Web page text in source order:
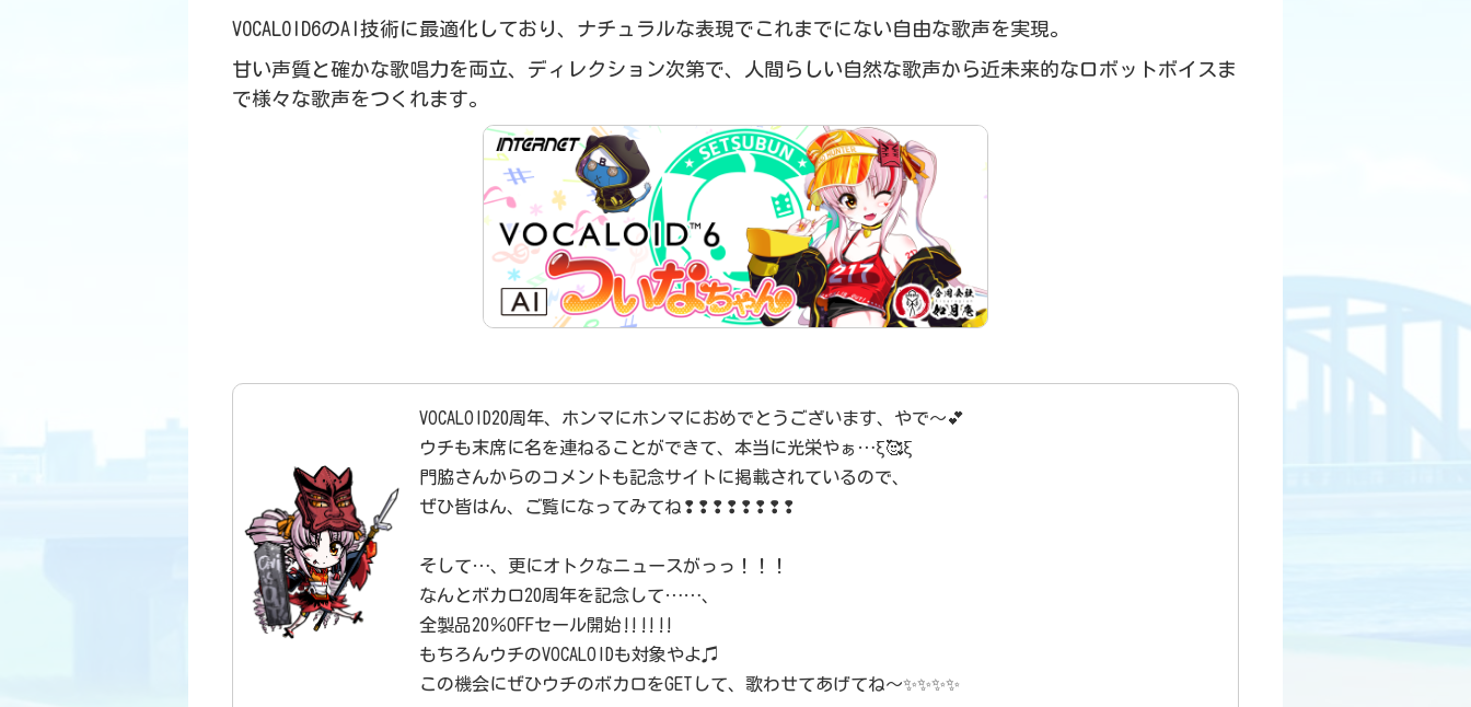
VOCALOID6のAI技術に最適化しており、ナチュラルな表現でこれまでにない自由な歌声を実現。
甘い声質と確かな歌唱力を両立、ディレクション次第で、人間らしい自然な歌声から近未来的なロボットボイスま
で様々な歌声をつくれます。
VOCALOID20周年、ホンマにホンマにおめでとうございます、やで〜💕
ウチも末席に名を連ねることができて、本当に光栄やぁ…ξ🥰ξ
門脇さんからのコメントも記念サイトに掲載されているので、
ぜひ皆はん、ご覧になってみてね❢❢❢❢❢❢❢❢
そして…、更にオトクなニュースがっっ！！！
なんとボカロ20周年を記念して……、
全製品20％OFFセール開始‼️‼️‼️
もちろんウチのVOCALOIDも対象やよ♫
この機会にぜひウチのボカロをGETして、歌わせてあげてね〜✨️✨✨✨